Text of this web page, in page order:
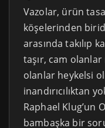
Vazolar, ürün
köşelerinden
arasında takılıp
taşır, cam
olanlar heykelsi
inandırıcılıktan
Raphael Klug’un
bambaşka bir